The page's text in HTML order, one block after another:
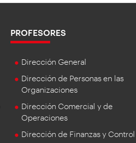
PROFESORES
Dirección General
Dirección de Personas en las
Organizaciones
Dirección Comercial y de
Operaciones
Dirección de Finanzas y Control